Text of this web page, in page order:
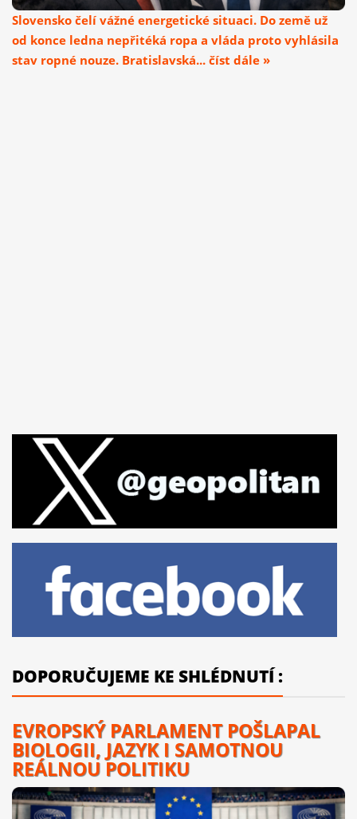
Slovensko čelí vážné energetické situaci. Do země už
od konce ledna nepřitéká ropa a vláda proto vyhlásila
stav ropné nouze. Bratislavská... číst dále »
DOPORUČUJEME KE SHLÉDNUTÍ :
EVROPSKÝ PARLAMENT POŠLAPAL
BIOLOGII, JAZYK I SAMOTNOU
REÁLNOU POLITIKU